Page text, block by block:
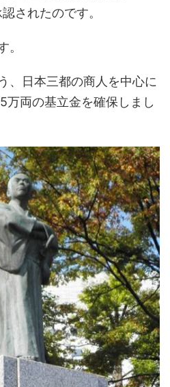
されたのです。
。
、日本三都の商人を中心に
万両の基立金を確保しまし